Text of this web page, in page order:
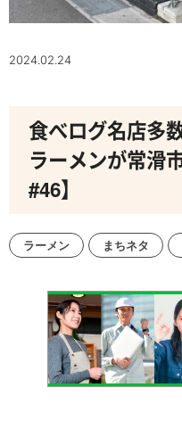
2024.02.24
食べログ名店多
ラーメンが常滑
#46】
ラーメン まちネタ